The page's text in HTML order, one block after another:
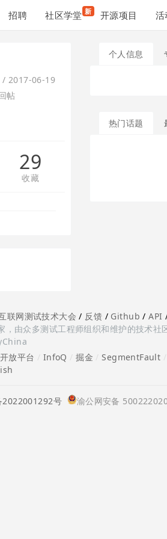
招聘 社区学堂 新 开源项目 活
/ 2017-06-19
帖
29
收藏
个人信息
热门话题
联网测试技术大会 / 反馈 / Github /API
由众多测试工程师组织和维护的技术社
放平台 InfoQ /掘金 /SegmentFault
2022001292号 渝公网安备